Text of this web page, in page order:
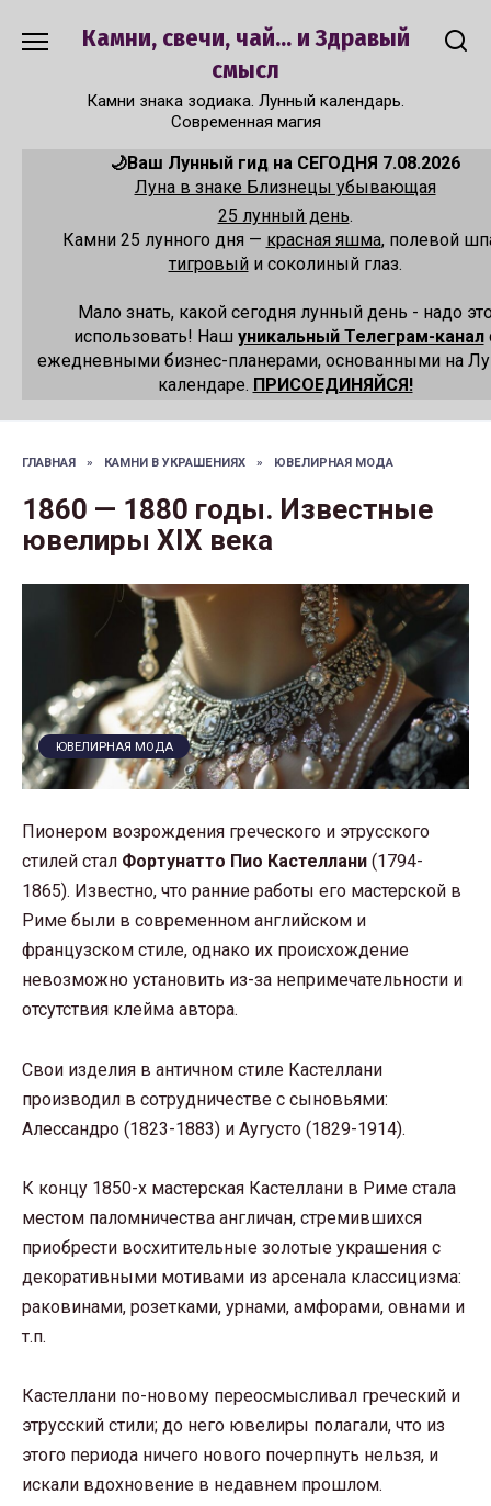
Камни, свечи, чай... и Здравый
смысл
Камни знака зодиака. Лунный календарь.
Современная магия
🌙Ваш Лунный гид на СЕГОДНЯ 7.08.2026
Луна в знаке Близнецы убывающая
25 лунный день.
Камни 25 лунного дня — красная яшма, полевой
тигровыйи соколиный глаз.
Мало знать, какой сегодня лунный день - надо
использовать! Наш уникальный Телеграм-канал
ежедневными бизнес-планерами, основанными на
календаре. ПРИСОЕДИНЯЙСЯ!
ГЛАВНАЯ » КАМНИ В УКРАШЕНИЯХ » ЮВЕЛИРНАЯ МОДА
1860 — 1880 годы. Известные
ювелиры XIX века
ЮВЕЛИРНАЯ МОДА
Пионером возрождения греческого и этрусского
стилей стал Фортунатто Пио Кастеллани (1794-
1865). Известно, что ранние работы его мастерской в
Риме были в современном английском и
французском стиле, однако их происхождение
невозможно установить из-за непримечательности и
отсутствия клейма автора.
Свои изделия в античном стиле Кастеллани
производил в сотрудничестве с сыновьями:
Алессандро (1823-1883) и Аугусто (1829-1914).
К концу 1850-х мастерская Кастеллани в Риме стала
местом паломничества англичан, стремившихся
приобрести восхитительные золотые украшения с
декоративными мотивами из арсенала классицизма:
раковинами, розетками, урнами, амфорами, овнами и
т.п.
Кастеллани по-новому переосмысливал греческий и
этрусский стили; до него ювелиры полагали, что из
этого периода ничего нового почерпнуть нельзя, и
искали вдохновение в недавнем прошлом.